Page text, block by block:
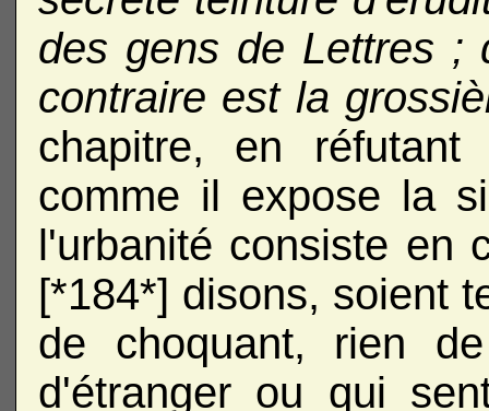
des gens de Lettres ;
contraire est la
chapitre, en
comme il expose la
l'urbanité consiste en
[*184*] disons, soient
de choquant, rien
d'étranger ou qui